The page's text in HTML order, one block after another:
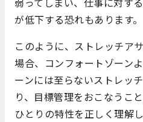
が低下する恐れもあります。
このように、ストレッチア
場合、コンフォートゾーン
ーンには至らないストレッ
り、目標管理をおこなうこ
ひとりの特性を正しく理解